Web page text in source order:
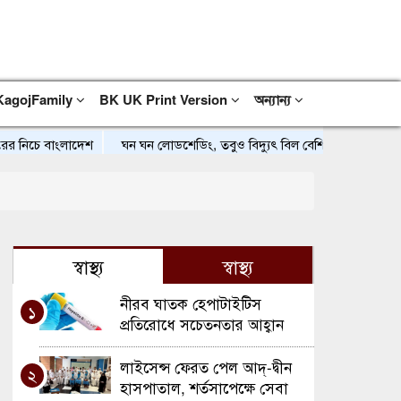
BK UK Print Version অন্যান্য
বাংলাদেশ ঘন ঘন লোডশেডিং, তবুও বিদ্যুৎ বিল বেশি: জনজীবনে
স্বাস্থ্য স্বাস্থ্য
১
নীরব ঘাতক হেপাটাইটিস
প্রতিরোধে সচেতনতার আহ্বান
২
লাইসেন্স ফেরত পেল আদ্-দ্বীন
হাসপাতাল, শর্তসাপেক্ষে সেবা